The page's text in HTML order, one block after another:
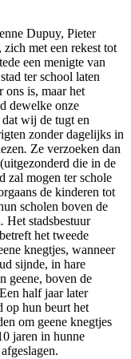
Dupuy, Pieter
met een rekest tot
een menigte van
ter school laten
ons is, maar het
dewelke onze
dat wij de tugt en
zonder dagelijks in
. Ze verzoeken dan
die in de
zal mogen ter schole
de kinderen tot
scholen boven de
. Het stadsbestuur
het tweede
knegtjes, wanneer
sijnde, in hare
geene, boven de
Een half jaar later
op hun beurt het
om geene knegtjes
jaren in hunne